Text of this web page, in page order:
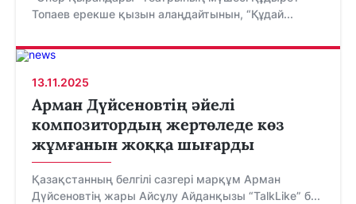
Топаев ерекше қызын алаңдайтынын, “Құдай...
13.11.2025
Арман Дүйсеновтің әйелі
композитордың жертөледе көз
жұмғанын жоққа шығарды
Қазақстанның белгілі сазгері марқұм Арман
Дүйсеновтің жары Айсұлу Айданқызы “TalkLike” б...